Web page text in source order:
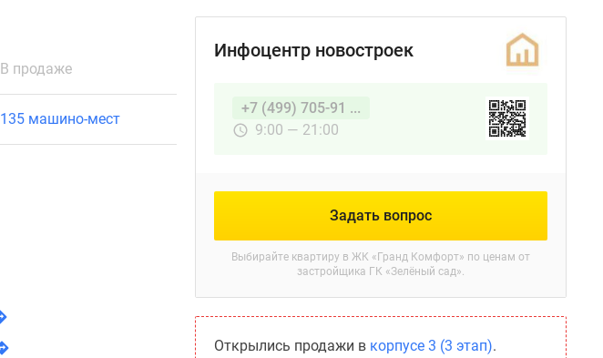
В продаже
135 машино-мест
Инфоцентр новостроек
+7 (499) 705-91 ...
9:00 — 21:00
Задать вопрос
Выбирайте квартиру в ЖК «Гранд Комфорт» по ценам от
застройщика ГК «Зелёный сад».
Открылись продажи в корпусе 3 (3 этап).